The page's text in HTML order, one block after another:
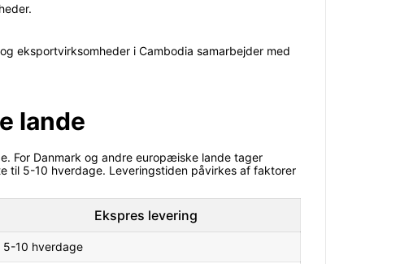
eksportvirksomheder i Cambodia samarbejder med
lande
For Danmark og andre europæiske lande tager
til 5-10 hverdage. Leveringstiden påvirkes af faktorer
Ekspres levering
5-10 hverdage